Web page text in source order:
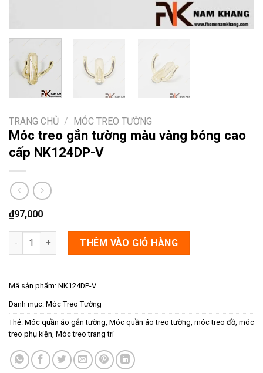
TRANG CHỦ / MÓC TREO TƯỜNG
Móc treo gắn tường màu vàng bóng cao
cấp NK124DP-V
₫97,000
Móc treo gắn tường màu vàng bóng cao cấp NK124DP-V số
THÊM VÀO GIỎ HÀNG
Mã sản phẩm: NK124DP-V
Danh mục: Móc Treo Tường
Thẻ: Móc quần áo gắn tường Móc quần áo treo tường móc treo đồ móc
treo phụ kiện Móc treo trang trí